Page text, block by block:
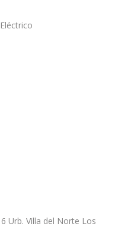
Urb. Villa del Norte Los